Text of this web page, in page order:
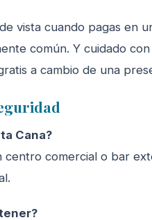
vista cuando pagas en
común. Y cuidado
a cambio de una
Cana?
centro comercial o bar